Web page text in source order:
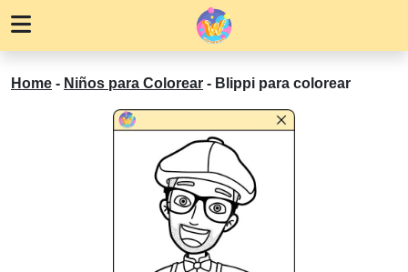
Home - Niños para Colorear - Blippi para colorear